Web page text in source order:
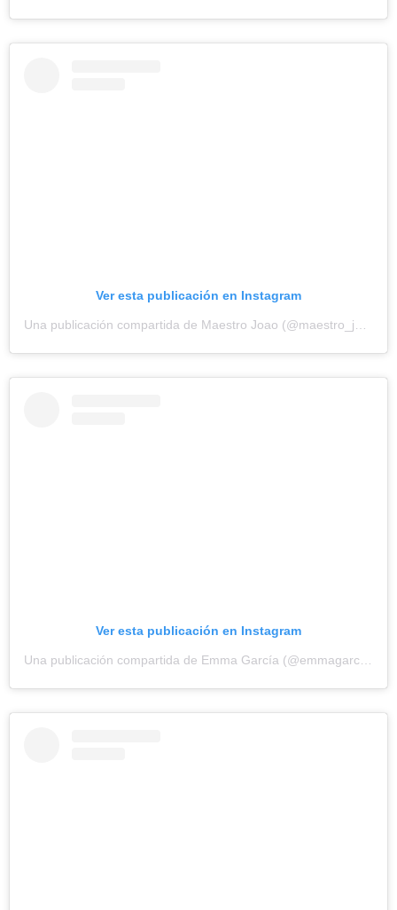
Ver esta publicación en Instagram
Una publicación compartida de Maestro Joao (@maestro_joao)
Ver esta publicación en Instagram